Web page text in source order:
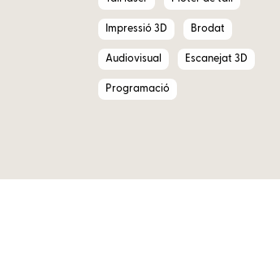
Impressió 3D Brodat
Audiovisual Escanejat 3D
Programació